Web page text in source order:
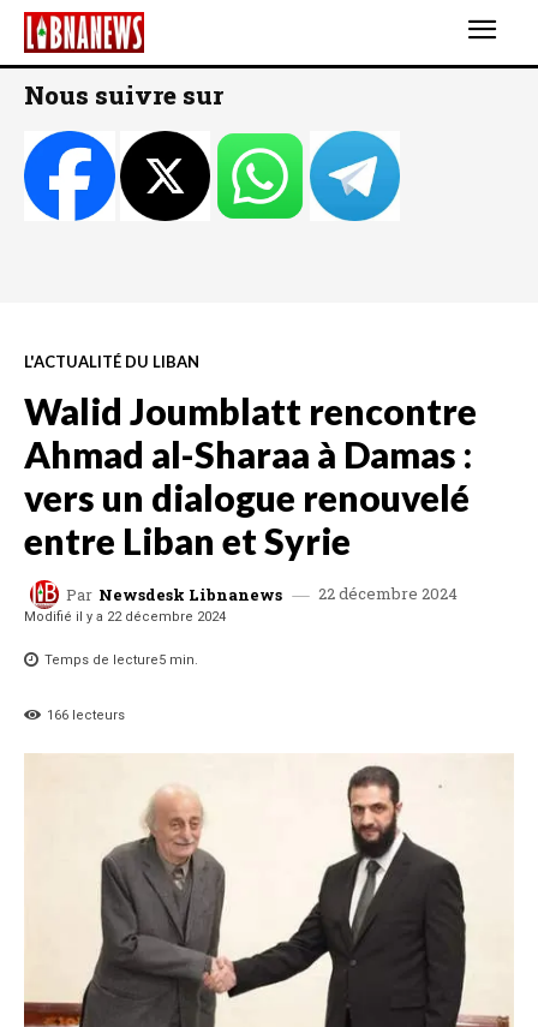
Nous suivre sur
L'ACTUALITÉ DU LIBAN
Walid Joumblatt rencontre
Ahmad al-Sharaa à Damas :
vers un dialogue renouvelé
entre Liban et Syrie
Par Newsdesk Libnanews 22 décembre 2024
Modifié il y a 22 décembre 2024
Temps de lecture5 min.
166 lecteurs